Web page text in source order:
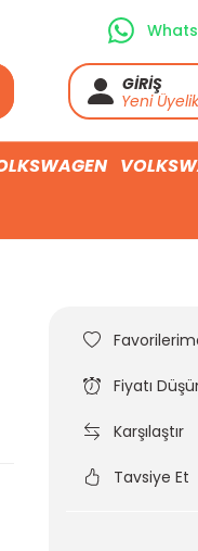
GİRİŞ
Yeni Üyelik
Fiyatı
Karşılaştır
Tavsiye Et